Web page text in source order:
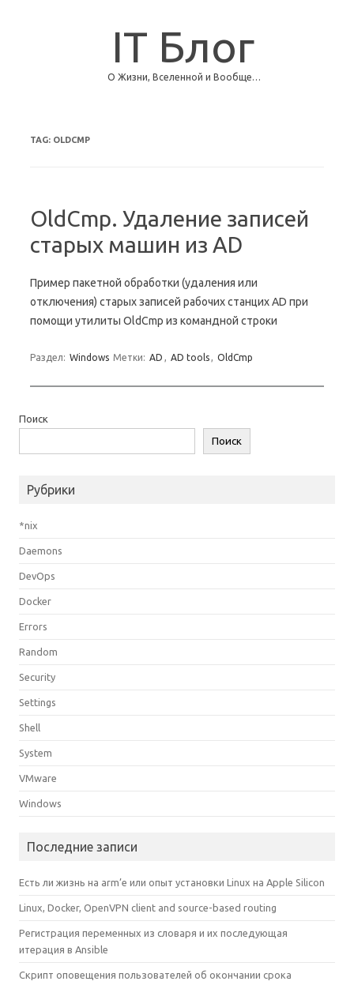
IT Блог
О Жизни, Вселенной и Вообще…
TAG: OLDCMP
OldCmp. Удаление записей
старых машин из AD
Пример пакетной обработки (удаления или
отключения) старых записей рабочих станцих AD при
помощи утилиты OldCmp из командной строки
Раздел: Windows Метки: AD , AD tools, OldCmp
Поиск
Поиск
Рубрики
*nix
Daemons
DevOps
Docker
Errors
Random
Security
Settings
Shell
System
VMware
Windows
Последние записи
Есть ли жизнь на arm’е или опыт установки Linux на Apple Silicon
Linux, Docker, OpenVPN client and source-based routing
Регистрация переменных из словаря и их последующая
итерация в Ansible
Скрипт оповещения пользователей об окончании срока